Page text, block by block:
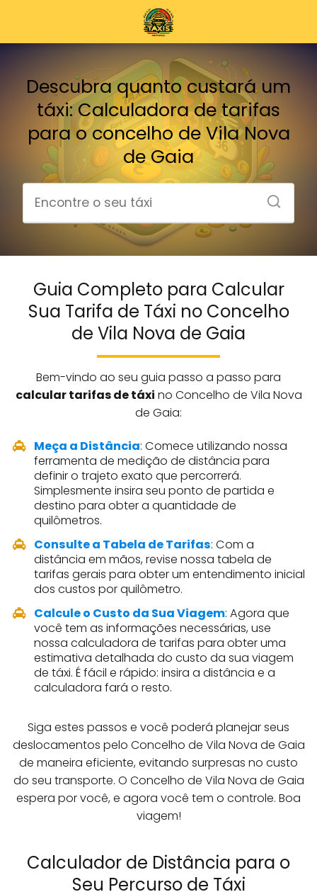
Descubra quanto custará um
táxi: Calculadora de tarifas
para o concelho de Vila Nova
de Gaia
Guia Completo para Calcular
Sua Tarifa de Táxi no Concelho
de Vila Nova de Gaia
Bem-vindo ao seu guia passo a passo para
calcular tarifas de táxi no Concelho de Vila Nova
de Gaia:
Meça a Distância: Comece utilizando nossa
ferramenta de medição de distância para
definir o trajeto exato que percorrerá.
Simplesmente insira seu ponto de partida e
destino para obter a quantidade de
quilômetros.
Consulte a Tabela de Tarifas: Com a
distância em mãos, revise nossa tabela de
tarifas gerais para obter um entendimento inicial
dos custos por quilômetro.
Calcule o Custo da Sua Viagem: Agora que
você tem as informações necessárias, use
nossa calculadora de tarifas para obter uma
estimativa detalhada do custo da sua viagem
de táxi. É fácil e rápido: insira a distância e a
calculadora fará o resto.
Siga estes passos e você poderá planejar seus
deslocamentos pelo Concelho de Vila Nova de Gaia
de maneira eficiente, evitando surpresas no custo
do seu transporte. O Concelho de Vila Nova de Gaia
espera por você, e agora você tem o controle. Boa
viagem!
Calculador de Distância para o
Seu Percurso de Táxi